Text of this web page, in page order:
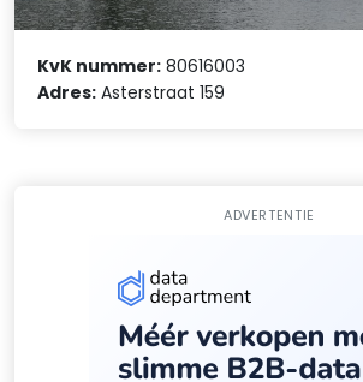
KvK nummer: 80616003
Adres: Asterstraat 159
ADVERTENTIE